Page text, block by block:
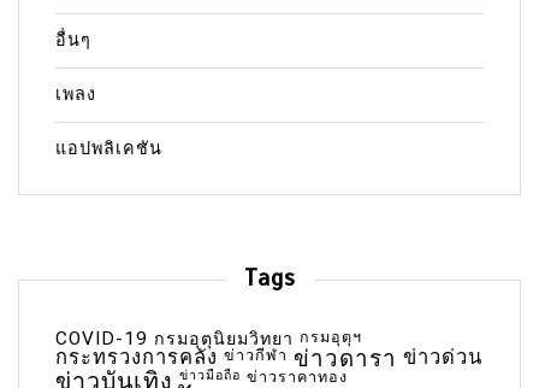
อื่นๆ
เพลง
แอปพลิเคชัน
Tags
COVID-19 กรมอุตุนิยมวิทยา กรมอุตุฯ
กระทรวงการคลัง ข่าวกีฬา ข่าวดารา ข่าวด่วน
ข่าวบันเทิง ข่าวมือถือ ข่าวราคาทอง